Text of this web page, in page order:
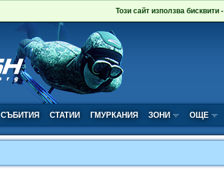
Този сайт използва бисквити -
СЪБИТИЯ СТАТИИ ГМУРКАНИЯ ЗОНИ ОЩЕ